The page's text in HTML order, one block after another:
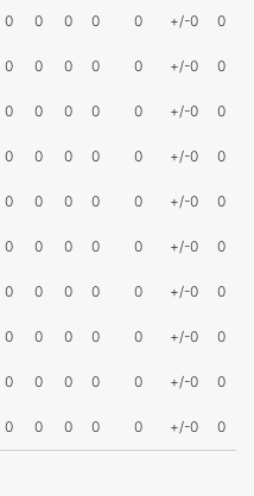
0 0 0 0 0 +/-0 0
0 0 0 0 0 +/-0 0
0 0 0 0 0 +/-0 0
0 0 0 0 0 +/-0 0
0 0 0 0 0 +/-0 0
0 0 0 0 0 +/-0 0
0 0 0 0 0 +/-0 0
0 0 0 0 0 +/-0 0
0 0 0 0 0 +/-0 0
0 0 0 0 0 +/-0 0